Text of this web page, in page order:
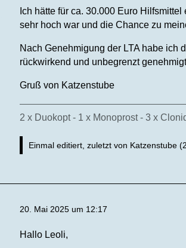
Ich hätte für ca. 30.000 Euro
sehr hoch war und die Chance zu
Nach Genehmigung der LTA habe ich
rückwirkend und unbegrenzt
Gruß von Katzenstube
2 x Duokopt - 1 x Monoprost - 3 x
Einmal editiert, zuletzt von Katzenstube (
20. Mai 2025 um 12:17
Hallo Leoli,